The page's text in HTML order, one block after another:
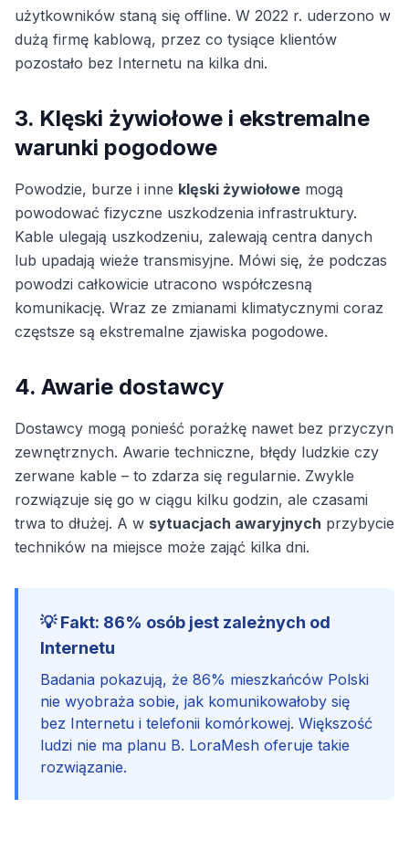
użytkowników staną się offline. W 2022 r. uderzono w
dużą firmę kablową, przez co tysiące klientów
pozostało bez Internetu na kilka dni.
3. Klęski żywiołowe i ekstremalne
warunki pogodowe
Powodzie, burze i inne klęski żywiołowe mogą
powodować fizyczne uszkodzenia infrastruktury.
Kable ulegają uszkodzeniu, zalewają centra danych
lub upadają wieże transmisyjne. Mówi się, że podczas
powodzi całkowicie utracono współczesną
komunikację. Wraz ze zmianami klimatycznymi coraz
częstsze są ekstremalne zjawiska pogodowe.
4. Awarie dostawcy
Dostawcy mogą ponieść porażkę nawet bez przyczyn
zewnętrznych. Awarie techniczne, błędy ludzkie czy
zerwane kable – to zdarza się regularnie. Zwykle
rozwiązuje się go w ciągu kilku godzin, ale czasami
trwa to dłużej. A w sytuacjach awaryjnych przybycie
techników na miejsce może zająć kilka dni.
💡 Fakt: 86% osób jest zależnych od
Internetu
Badania pokazują, że 86% mieszkańców Polski
nie wyobraża sobie, jak komunikowałoby się
bez Internetu i telefonii komórkowej. Większość
ludzi nie ma planu B. LoraMesh oferuje takie
rozwiązanie.